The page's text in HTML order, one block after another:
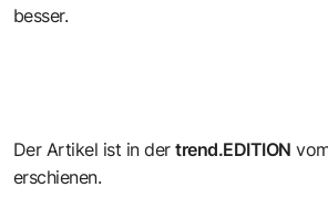
besser.
Der Artikel ist in dertrend.EDITION
erschienen.